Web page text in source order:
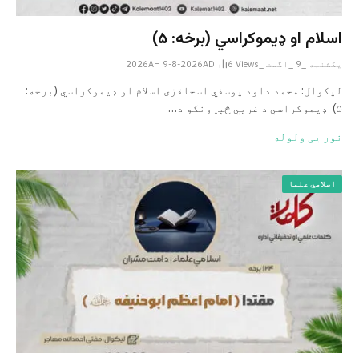
اسلام او ډیموکراسي (برخه: ۵)
یکشنبه _9 _اگست _2026AH 9-8-2026AD 6 Views
لیکوال: محمد داود یوسفي اسحاقزی اسلام او ډیموکراسي (برخه:
۵) ډیموکراسي د غربي څېړونکو د…
نور یی ولوله
اسلامي علما